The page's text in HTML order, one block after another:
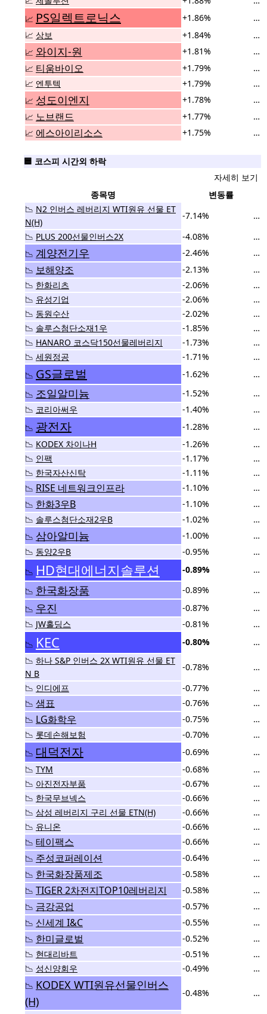
📈 PS일렉트로닉스 +1.86%
…
📈 상보 +1.84%
…
📈 와이지-원 +1.81%
…
📈 티움바이오 +1.79%
…
📈 엔투텍 +1.79%
…
📈 성도이엔지 +1.78%
…
📈 노브랜드 +1.77%
…
📈 에스아이리소스 +1.75% …
🟦 코스피 시간외 하락
자세히 보기
종목명
변동률
📉 N2 인버스 레버리지 WTI원유 선물 ET
N(H)
-7.14%
…
📉 PLUS 200선물인버스2X -4.08%
…
📉 계양전기우 -2.46%
…
📉 보해양조 -2.13%
…
📉 한화리츠 -2.06%
…
📉 유성기업 -2.06%
…
📉 동원수산 -2.02%
…
📉 솔루스첨단소재1우 -1.85%
…
📉 HANARO 코스닥150선물레버리지 -1.73%
…
📉 세원정공 -1.71%
…
📉 GS글로벌 -1.62%
…
📉 조일알미늄 -1.52%
…
📉 코리아써우 -1.40%
…
📉 광전자 -1.28%
…
📉 KODEX 차이나H -1.26%
…
📉 인팩 -1.17%
…
📉 한국자산신탁 -1.11%
…
📉 RISE 네트워크인프라 -1.10%
…
📉 한화3우B -1.10%
…
📉 솔루스첨단소재2우B -1.02%
…
📉 삼아알미늄 -1.00%
…
📉 동양2우B -0.95%
…
📉 HD현대에너지솔루션 -0.89%
…
📉 한국화장품 -0.89%
…
📉 우진 -0.87%
…
📉 JW홀딩스 -0.81%
…
📉 KEC -0.80%
…
📉 하나 S&P 인버스 2X WTI원유 선물 ET
N B
-0.78%
…
📉 인디에프 -0.77%
…
📉 샘표 -0.76%
…
📉 LG화학우 -0.75%
…
📉 롯데손해보험 -0.70%
…
📉 대덕전자 -0.69%
…
📉 TYM -0.68%
…
📉 아진전자부품 -0.67%
…
📉 한국무브넥스 -0.66%
…
📉 삼성 레버리지 구리 선물 ETN(H) -0.66%
…
📉 유니온 -0.66%
…
📉 테이팩스 -0.66%
…
📉 주성코퍼레이션 -0.64%
…
📉 한국화장품제조 -0.58%
…
📉 TIGER 2차전지TOP10레버리지 -0.58%
…
📉 금강공업 -0.57%
…
📉 신세계 I&C -0.55%
…
📉 한미글로벌 -0.52%
…
📉 현대리바트 -0.51%
…
📉 성신양회우 -0.49%
…
📉 KODEX WTI원유선물인버스
(H)
-0.48% …